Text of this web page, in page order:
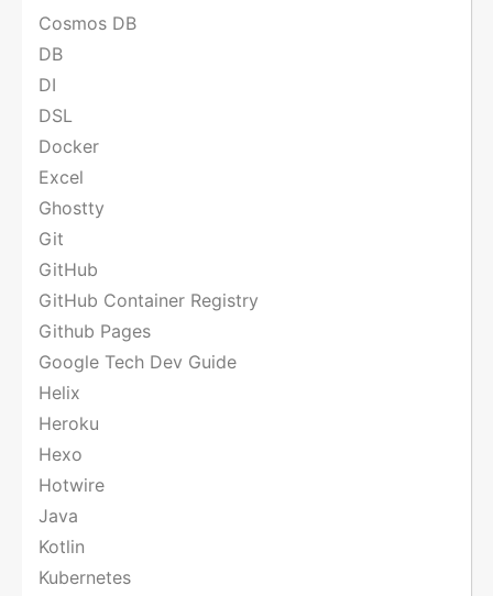
Cosmos DB
DB
DI
DSL
Docker
Excel
Ghostty
Git
GitHub
GitHub Container Registry
Github Pages
Google Tech Dev Guide
Helix
Heroku
Hexo
Hotwire
Java
Kotlin
Kubernetes